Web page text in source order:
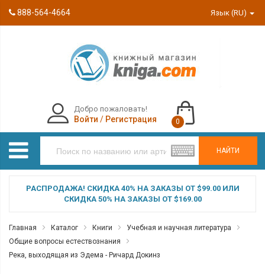
888-564-4664 Язык (RU)
НАЙТИ
Добро пожаловать!
Войти / Регистрация 0
РАСПРОДАЖА! СКИДКА 40% НА ЗАКАЗЫ ОТ $99.00 ИЛИ
СКИДКА 50% НА ЗАКАЗЫ ОТ $169.00
Главная Каталог Книги
Учебная и научная литература
Общие вопросы естествознания
Река, выходящая из Эдема - Ричард Докинз